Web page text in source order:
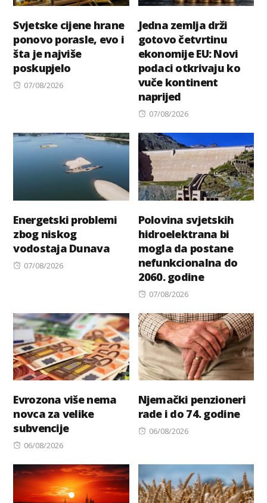
Svjetske cijene hrane
ponovo porasle, evo i
šta je najviše
poskupjelo
Posted
07/08/2026
Jedna zemlja drži
gotovo četvrtinu
ekonomije EU: Novi
podaci otkrivaju ko
vuče kontinent
naprijed
Posted
07/08/2026
Energetski problemi
zbog niskog
vodostaja Dunava
Posted
07/08/2026
Polovina svjetskih
hidroelektrana bi
mogla da postane
nefunkcionalna do
2060. godine
Posted
07/08/2026
Evrozona više nema
novca za velike
subvencije
Posted
06/08/2026
Njemački penzioneri
rade i do 74. godine
Posted
06/08/2026